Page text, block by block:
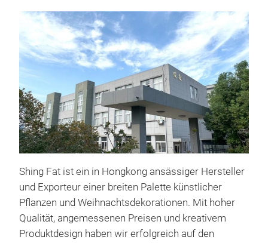
Shing Fat ist ein in Hongkong ansässiger Hersteller
und Exporteur einer breiten Palette künstlicher
Pflanzen und Weihnachtsdekorationen. Mit hoher
Qualität, angemessenen Preisen und kreativem
Produktdesign haben wir erfolgreich auf den